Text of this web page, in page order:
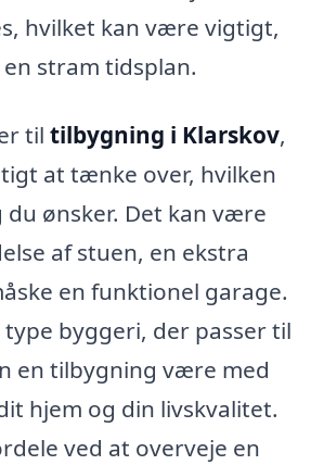
hvilket kan være vigtigt,
stram tidsplan.
til tilbygning i Klarskov,
at tænke over, hvilken
ønsker. Det kan være
af stuen, en ekstra
en funktionel garage.
byggeri, der passer til
en tilbygning være med
hjem og din livskvalitet.
ved at overveje en